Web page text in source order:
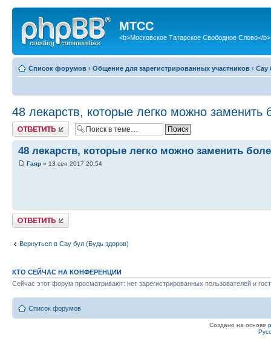
МТСС
<b>Московское Татарское Свободное Слово</b>
Список форумов ‹ Общение для зарегистрированных участников ‹ Сау
48 лекарств, которые легко можно
Ответить
48 лекарств, которые легко можно заменить
Гаяр » 13 сен 2017 20:54
Ответить
Вернуться в Сау бул (Будь здоров)
КТО СЕЙЧАС НА КОНФЕРЕНЦИИ
Сейчас этот форум просматривают: нет зарегистрированных пользователей и
Список форумов
Создано на основе